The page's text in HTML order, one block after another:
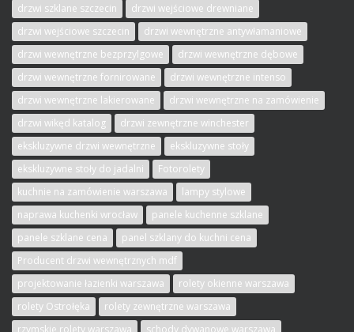
drzwi szklane szczecin
drzwi wejściowe drewniane
drzwi wejściowe szczecin
drzwi wewnętrzne antywłamaniowe
drzwi wewnętrzne bezprzylgowe
drzwi wewnętrzne dębowe
drzwi wewnętrzne fornirowane
drzwi wewnętrzne intenso
drzwi wewnętrzne lakierowane
drzwi wewnętrzne na zamówienie
drzwi wikęd katalog
drzwi zewnętrzne winchester
ekskluzywne drzwi wewnętrzne
ekskluzywne stoły
ekskluzywne stoły do jadalni
Fotorolety
kuchnie na zamówienie warszawa
lampy stylowe
naprawa kuchenki wrocław
panele kuchenne szklane
panele szklane cena
panel szklany do kuchni cena
Producent drzwi wewnętrznych mdf
projektowanie łazienki warszawa
rolety okienne warszawa
rolety Ostrołęka
rolety zewnętrzne warszawa
rzymskie rolety warszawa
schody dywanowe warszawa